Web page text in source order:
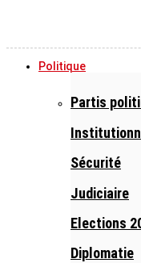
Politique
Partis
Sécurité
Judiciaire
Elections
Diplomatie